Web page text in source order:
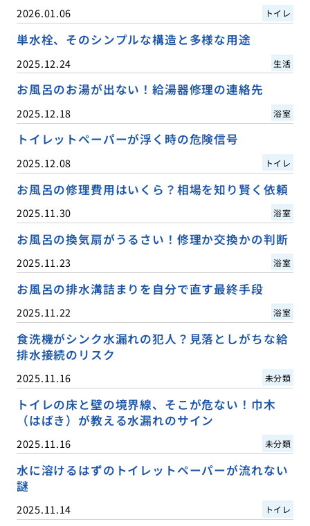
2026.01.06 トイレ
単水栓、そのシンプルな構造と多様な用途
2025.12.24 生活
お風呂のお湯が出ない！給湯器修理の連絡先
2025.12.18 浴室
トイレットペーパーが浮く時の危険信号
2025.12.08 トイレ
お風呂の修理費用はいくら？相場を知り賢く依頼
2025.11.30 浴室
お風呂の換気扇がうるさい！修理か交換かの判断
2025.11.23 浴室
お風呂の排水溝詰まりを自分で直す最終手段
2025.11.22 浴室
食洗機がシンク水漏れの犯人？見落としがちな給
排水接続のリスク
2025.11.16 未分類
トイレの床と壁の境界線、そこが危ない！巾木
（はばき）が教える水漏れのサイン
2025.11.16 未分類
水に溶けるはずのトイレットペーパーが流れない
謎
2025.11.14 トイレ